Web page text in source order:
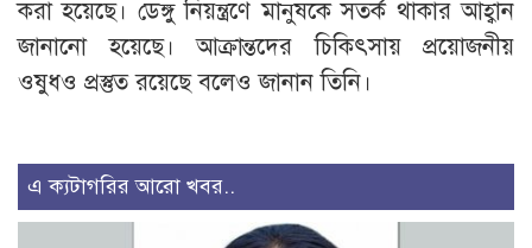
করা হয়েছে। ডেঙ্গু নিয়ন্ত্রণে মানুষকে সতর্ক থাকার আহ্বান
জানানো হয়েছে। আক্রান্তদের চিকিৎসায় প্রয়োজনীয়
ওষুধও প্রস্তুত রয়েছে বলেও জানান তিনি।
এ ক্যটাগরির আরো খবর..